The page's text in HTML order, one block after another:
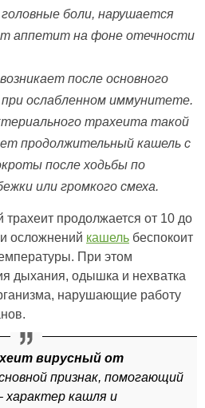
боли, нарушается
аппетит на фоне отечности
после основного
ослабленном иммунитете.
трахеита такой
продолжительный кашель с
после ходьбы по
или громкого смеха.
продолжается от 10 до
осложнений кашель беспокоит
При этом
дыхания, одышка и нехватка
нарушающие работу
вирусный от
признак, помогающий
характер кашля и